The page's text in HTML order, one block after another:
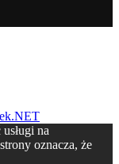
na
oznacza, że